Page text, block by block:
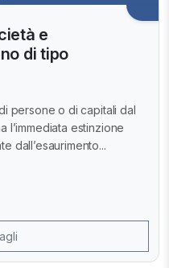
e
di tipo
persone o di capitali dal
l’immediata estinzione
dall’esaurimento...